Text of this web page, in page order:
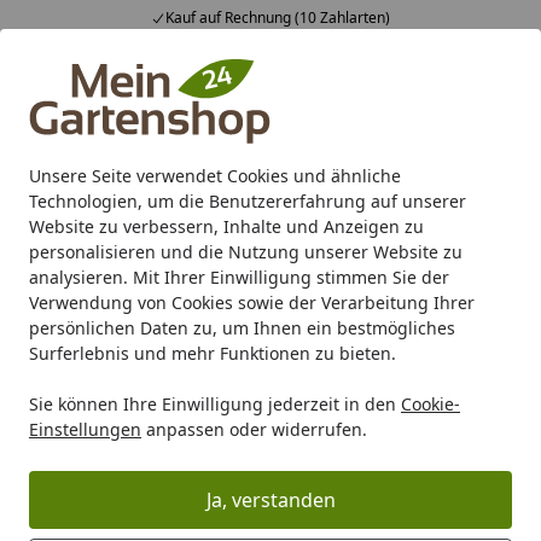
Unsere Seite verwendet Cookies und ähnliche
Technologien, um die Benutzererfahrung auf unserer
Website zu verbessern, Inhalte und Anzeigen zu
personalisieren und die Nutzung unserer Website zu
analysieren. Mit Ihrer Einwilligung stimmen Sie der
Verwendung von Cookies sowie der Verarbeitung Ihrer
persönlichen Daten zu, um Ihnen ein bestmögliches
Surferlebnis und mehr Funktionen zu bieten.
Sie können Ihre Einwilligung jederzeit in den Cookie-
Einstellungen anpassen oder widerrufen.
Ja, verstanden
Kauf auf Rechnung (10 Zahlarten)
Alle Produkte
Mein Konto
Suchen
Karibu Pools inkl. gratis Sandfilteranlage & Pool-
Starterset (Gesamtwert bis 468,99€)
Startseite
Marken Alberts Alberts Schmuckzaun Alberts
Alberts Zaunsystem Madrid
Ihre Artikelübersicht